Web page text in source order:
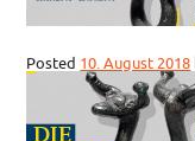
Posted 10. August 2018